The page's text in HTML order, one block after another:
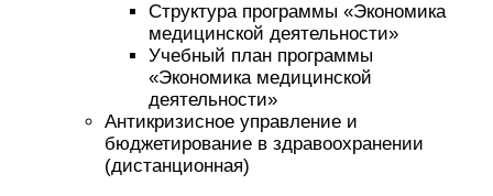
Структура программы «Экономика
медицинской деятельности»
Учебный план программы
«Экономика медицинской
деятельности»
Антикризисное управление и
бюджетирование в здравоохранении
(дистанционная)